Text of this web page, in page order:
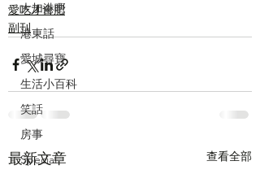
大加港嘢
港東話
愛城尋寶
生活小百科
笑話
房事
Special
愛吃才會肥
副刊
最新文章 查看全部